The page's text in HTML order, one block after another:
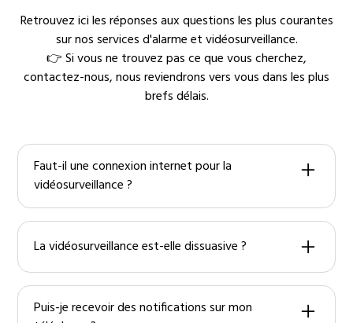
Retrouvez ici les réponses aux questions les plus courantes
sur nos services d'alarme et vidéosurveillance.
👉 Si vous ne trouvez pas ce que vous cherchez,
contactez-nous, nous reviendrons vers vous dans les plus
brefs délais.
Faut-il une connexion internet pour la
vidéosurveillance ?
Recommandé pour la consultation à distance et les
possible.
La vidéosurveillance est-elle dissuasive ?
Oui, associée à une alarme, elle renforce la dissuasion
et facilite l’intervention rapide.
Puis-je recevoir des notifications sur mon